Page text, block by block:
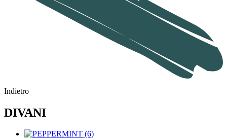
Indietro
DIVANI